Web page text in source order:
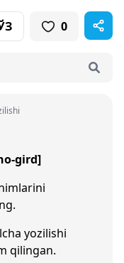
0
gird]
yozilishi
qilingan.